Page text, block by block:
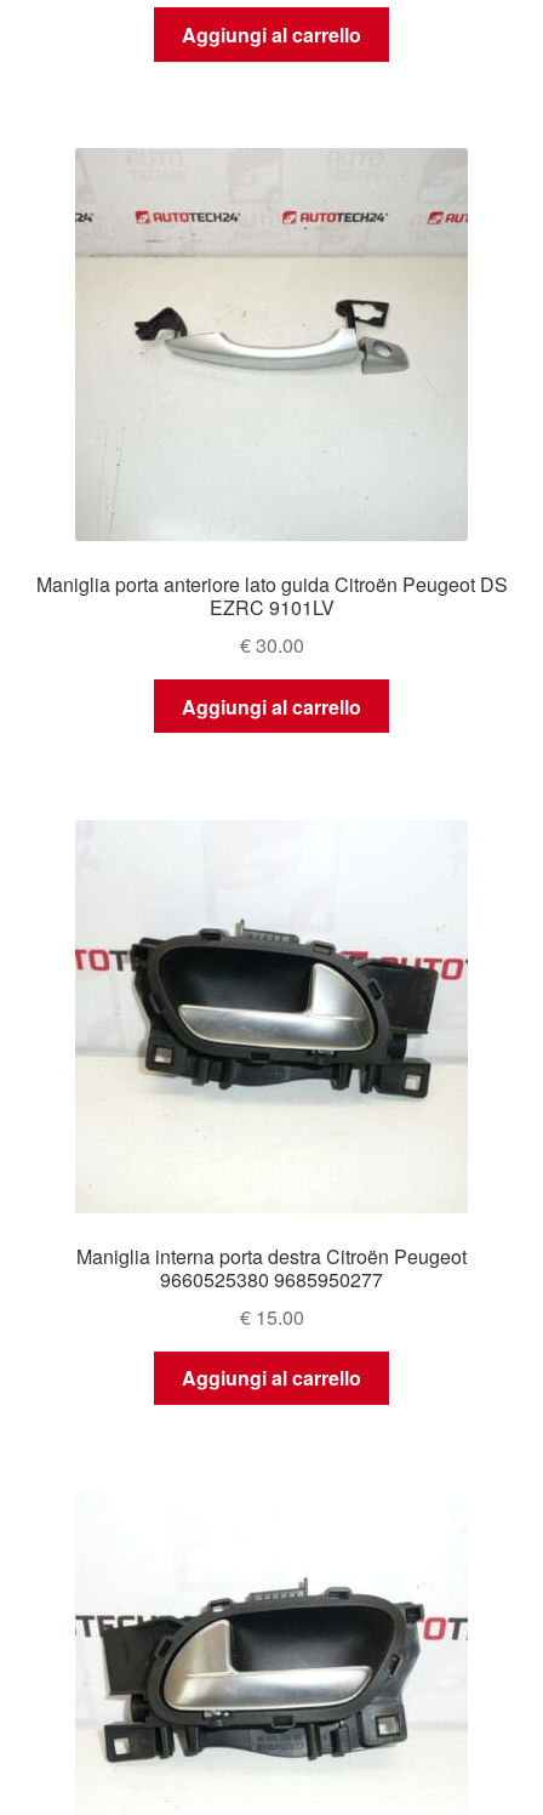
Aggiungi al carrello
Maniglia porta anteriore lato guida Citroën Peugeot DS
EZRC 9101LV
€30.00
Aggiungi al carrello
Maniglia interna porta destra Citroën Peugeot
9660525380 9685950277
€15.00
Aggiungi al carrello